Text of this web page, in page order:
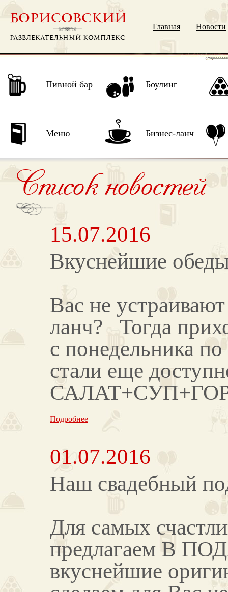
БОРИСОВСКИЙ
РАЗВЛЕКАТЕЛЬНЫЙ КОМПЛЕКС
Главная Новости
Пивной бар Боулинг
Меню Бизнес-ланч
Список новостей
15.07.2016
Вкуснейшие
Вас не
ланч? Тогда
с понедельника
стали еще
Подробнее
01.07.2016
Наш свадебный
Для самых
предлагаем В
вкуснейшие